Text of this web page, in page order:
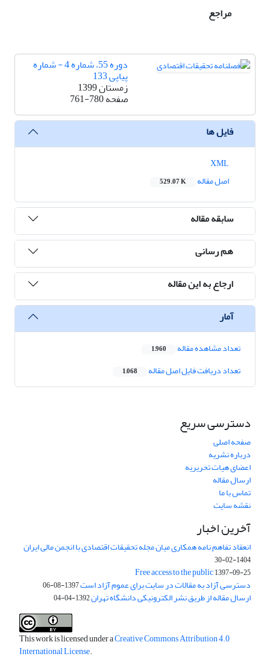
مراجع
دوره 55، شماره 4 - شماره
پیاپی 133
زمستان 1399
صفحه761-780
فایل ها
اصل مقاله
529.07 K
سابقه مقاله
هم رسانی
ارجاع به این مقاله
آمار
تعداد مشاهده مقاله 1,960
تعداد دریافت فایل اصل مقاله 1,068
دسترسی سریع
صفحه اصلی
درباره نشریه
اعضای هیات تحریریه
ارسال مقاله
تماس با ما
نقشه سایت
آخرین اخبار
انعقاد تفاهم نامه همکاری میان مجله تحقیقات اقتصادی با انجمن مالی ایران
1404-02-30
Free access to the public1397-09-25
دسترسی آزاد به مقالات در سایت برای عموم آزاد است1397-08-06
ارسال مقاله از طریق نشر الکترونیکی دانشگاه تهران1392-04-04
This work is licensed under aCreative Commons Attribution 4.0
International License.